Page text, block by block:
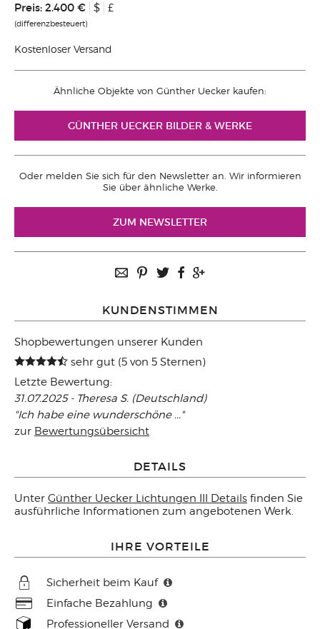
Preis: 2.400 € $ £
(differenzbesteuert)
Kostenloser Versand
Ähnliche Objekte von Günther Uecker kaufen:
GÜNTHER UECKER BILDER & WERKE
Oder melden Sie sich für den Newsletter an. Wir informieren
Sie über ähnliche Werke.
ZUM NEWSLETTER
KUNDENSTIMMEN
Shopbewertungen unserer Kunden
sehr gut (5 von 5 Sternen)
Letzte Bewertung:
31.07.2025 - Theresa S. (Deutschland)
"Ich habe eine wunderschöne ..."
zur Bewertungsübersicht
DETAILS
Unter Günther Uecker Lichtungen III Details finden Sie
ausführliche Informationen zum angebotenen Werk.
IHRE VORTEILE
Sicherheit beim Kauf
Einfache Bezahlung
Professioneller Versand